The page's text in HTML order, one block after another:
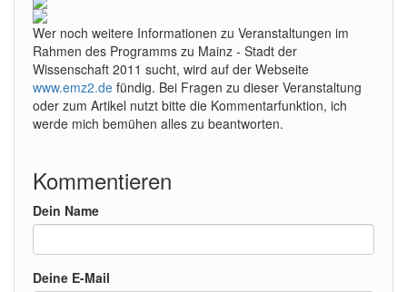
Wer noch weitere Informationen zu Veranstaltungen im
Rahmen des Programms zu Mainz - Stadt der
Wissenschaft 2011 sucht, wird auf der Webseite
www.emz2.de fündig. Bei Fragen zu dieser Veranstaltung
oder zum Artikel nutzt bitte die Kommentarfunktion, ich
werde mich bemühen alles zu beantworten.
Kommentieren
Dein Name
Deine E-Mail